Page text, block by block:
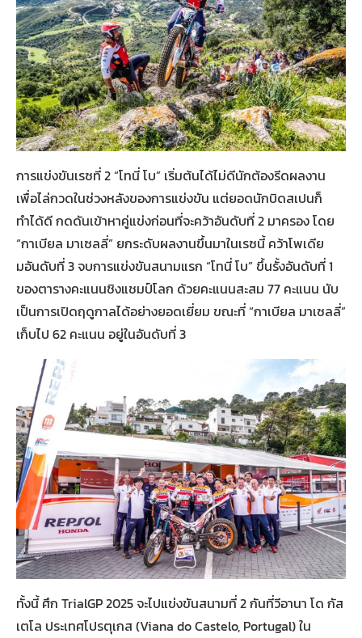
การแข่งขันเรซที่ 2 “โทนี่ โบ” เริ่มต้นได้ไม่ดีนักต้องรีดผลงาน
เพื่อไล่กวดในช่วงหลังของการแข่งขัน แต่ยอดนักบิดสเปนก็
ทำได้ดี กดดันเข้าหาคู่แข่งก่อนที่จะคว้าอันดับที่ 2 มาครอง โดย
“กาเบียล มาเซลลี่” ยกระดับผลงานขึ้นมาในเรซนี้ คว้าโพเดีย
มอันดับที่ 3 จบการแข่งขันสนามแรก “โทนี่ โบ” ขึ้นรั้งอันดับที่ 1
ของตารางคะแนนชิงแชมป์โลก ด้วยคะแนนสะสม 77 คะแนน นับ
เป็นการเปิดฤดูกาลได้อย่างยอดเยี่ยม ขณะที่ “กาเบียล มาเซลลี่”
เก็บไป 62 คะแนน อยู่ในอันดับที่ 3
ทั้งนี้ ศึก TrialGP 2025 จะไปแข่งขันสนามที่ 2 กันที่วีอานา โด กัส
เตโล ประเทศโปรตุเกส (Viana do Castelo, Portugal) ใน